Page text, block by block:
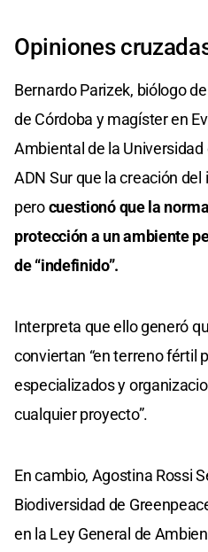
Opiniones
Bernardo Parizek, biólogo
de Córdoba y magíster en
Ambiental de la
ADN Sur que la creación
perocuestionó que la
protección a un ambiente
de “indefinido”.
Interpreta que ello generó
conviertan “en terreno fértil
especializados y
cualquier proyecto”.
En cambio, Agostina Rossi
Biodiversidad de
en la Ley General de